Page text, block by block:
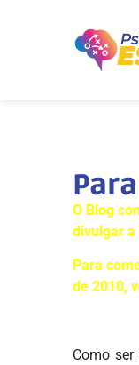
O Blog
divulgar a
Para
de 2010,
Como